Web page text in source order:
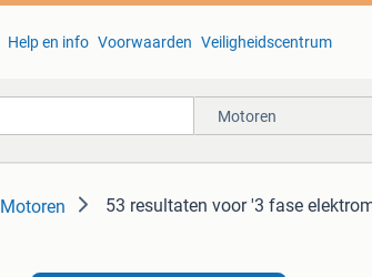
Help en info Voorwaarden Veiligheidscentrum
Motoren
Motoren 53 resultaten voor '3 fase